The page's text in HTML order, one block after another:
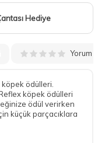
Hediye
Yorum
ödülleri.
köpek ödülleri
ödül verirken
küçük parçacıklara